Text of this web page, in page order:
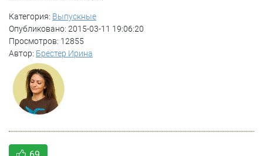
Категория: Выпускные
Опубликовано: 2015-03-11 19:06:20
Просмотров: 12855
Автор: Брестер Ирина